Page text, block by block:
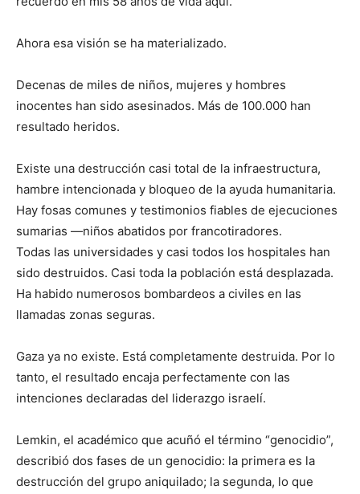
Ahora esa visión se ha materializado.
Decenas de miles de niños, mujeres y hombres
inocentes han sido asesinados. Más de 100.000 han
resultado heridos.
Existe una destrucción casi total de la infraestructura,
hambre intencionada y bloqueo de la ayuda humanitaria.
Hay fosas comunes y testimonios fiables de ejecuciones
sumarias —niños abatidos por francotiradores.
Todas las universidades y casi todos los hospitales han
sido destruidos. Casi toda la población está desplazada.
Ha habido numerosos bombardeos a civiles en las
llamadas zonas seguras.
Gaza ya no existe. Está completamente destruida. Por lo
tanto, el resultado encaja perfectamente con las
intenciones declaradas del liderazgo israelí.
Lemkin, el académico que acuñó el término “genocidio”,
describió dos fases de un genocidio: la primera es la
destrucción del grupo aniquilado; la segunda, lo que